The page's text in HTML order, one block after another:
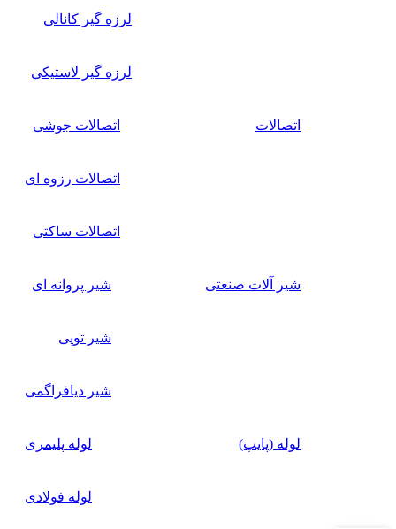
لرزه گیر کانالی
لرزه گیر لاستیکی
اتصالات اتصالات جوشی
اتصالات رزوه ای
اتصالات ساکتی
شیر آلات صنعتی شیر پروانه ای
شیر توپی
شیر دیافراگمی
لوله (پایپ) لوله پلیمری
لوله فولادی